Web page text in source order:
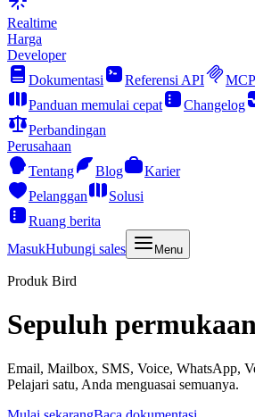
Realtime
Harga
Developer
Dokumentasi
Referensi API
Panduan memulai cepat
Changelog
Perbandingan
Perusahaan
Tentang
Blog
Karier
Pelanggan
Solusi
Ruang berita
MasukHubungi sales Menu
Produk Bird
Sepuluh
Email, Mailbox, SMS, Voice, WhatsApp,
Pelajari satu, Anda menguasai semuanya.